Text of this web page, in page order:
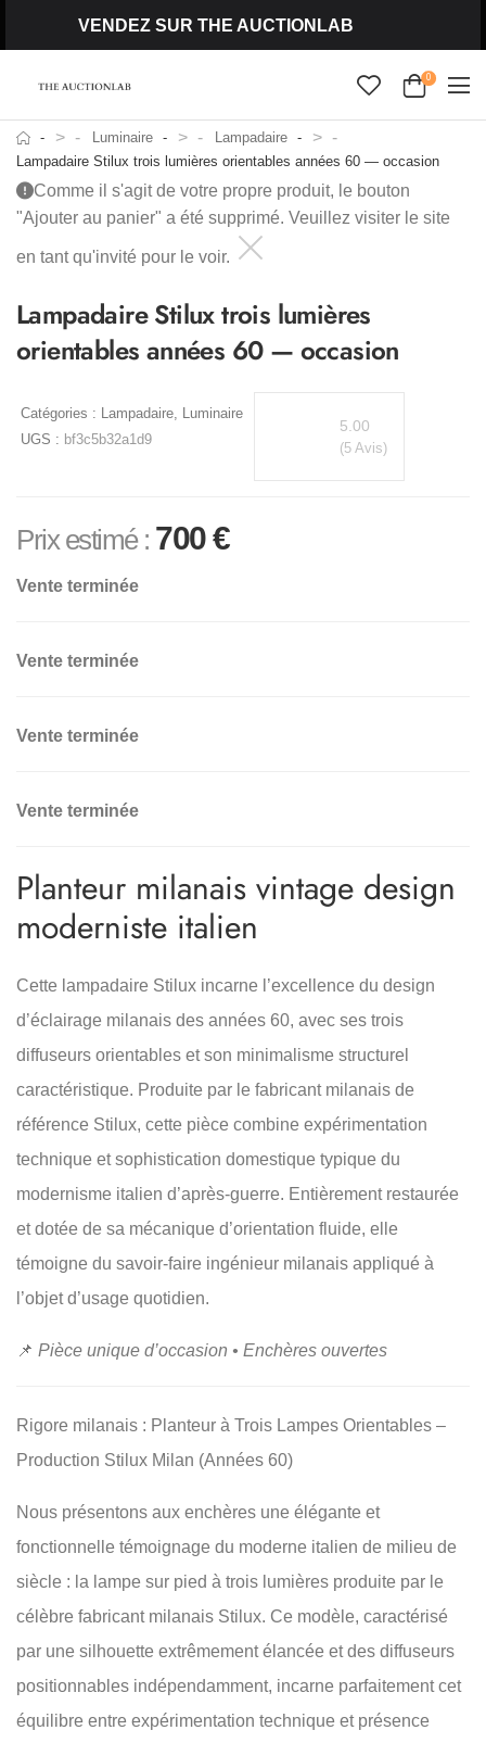
VENDEZ SUR THE AUCTIONLAB
0
> Luminaire > Lampadaire >
Lampadaire Stilux trois lumières orientables années 60 — occasion
Comme il s'agit de votre propre produit, le bouton
"Ajouter au panier" a été supprimé. Veuillez visiter le site
en tant qu'invité pour le voir.
Lampadaire Stilux trois lumières
orientables années 60 — occasion
Catégories : Lampadaire, Luminaire
UGS : bf3c5b32a1d9
5.00
(5 Avis)
Prix estimé : 700€
Vente terminée
Vente terminée
Vente terminée
Vente terminée
Planteur milanais vintage design
moderniste italien
Cette lampadaire Stilux incarne l’excellence du design
d’éclairage milanais des années 60, avec ses trois
diffuseurs orientables et son minimalisme structurel
caractéristique. Produite par le fabricant milanais de
référence Stilux, cette pièce combine expérimentation
technique et sophistication domestique typique du
modernisme italien d’après-guerre. Entièrement restaurée
et dotée de sa mécanique d’orientation fluide, elle
témoigne du savoir-faire ingénieur milanais appliqué à
l’objet d’usage quotidien.
📌 Pièce unique d’occasion • Enchères ouvertes
Rigore milanais : Planteur à Trois Lampes Orientables –
Production Stilux Milan (Années 60)
Nous présentons aux enchères une élégante et
fonctionnelle témoignage du moderne italien de milieu de
siècle : la lampe sur pied à trois lumières produite par le
célèbre fabricant milanais Stilux. Ce modèle, caractérisé
par une silhouette extrêmement élancée et des diffuseurs
positionnables indépendamment, incarne parfaitement cet
équilibre entre expérimentation technique et présence